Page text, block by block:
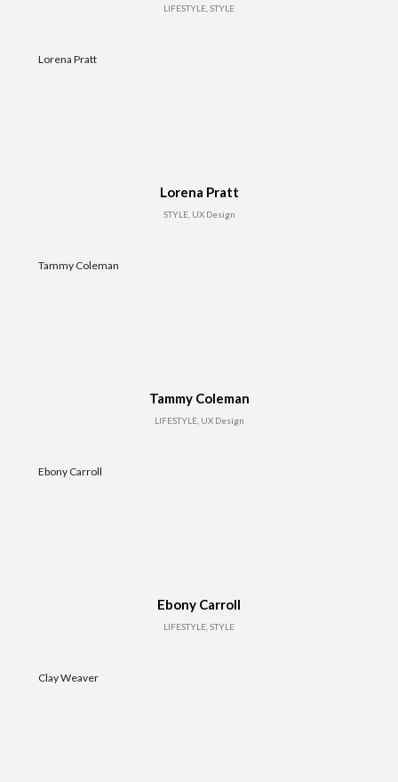
LIFESTYLE, STYLE
Lorena Pratt
Lorena Pratt
STYLE, UX Design
Tammy Coleman
Tammy Coleman
LIFESTYLE, UX Design
Ebony Carroll
Ebony Carroll
LIFESTYLE, STYLE
Clay Weaver